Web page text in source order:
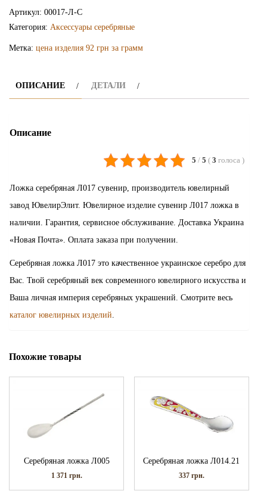
Артикул: 00017-Л-С
Категория: Аксессуары серебряные
Метка: цена изделия 92 грн за грамм
ОПИСАНИЕ ДЕТАЛИ
Описание
5 / 5 ( 3 голоса )
Ложка серебряная Л017 сувенир, производитель ювелирный
завод ЮвелирЭлит. Ювелирное изделие сувенир Л017 ложка в
наличии. Гарантия, сервисное обслуживание. Доставка Украина
«Новая Почта». Оплата заказа при получении.
Серебряная ложка Л017 это качественное украинское серебро для
Вас. Твой серебряный век современного ювелирного искусства и
Ваша личная империя серебряных украшений. Смотрите весь
каталог ювелирных изделий
Похожие товары
Серебряная ложка Л005
1 371 грн.
Серебряная ложка Л014.21
337 грн.